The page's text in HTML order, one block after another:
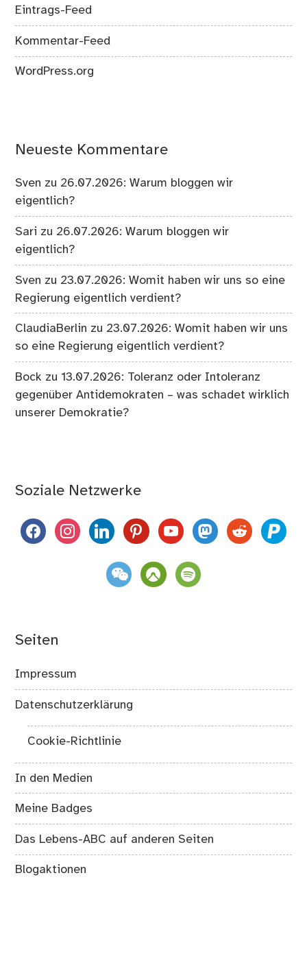
Eintrags-Feed
Kommentar-Feed
WordPress.org
Neueste Kommentare
Sven zu 26.07.2026: Warum bloggen wir
eigentlich?
Sari zu 26.07.2026: Warum bloggen wir
eigentlich?
Sven zu 23.07.2026: Womit haben wir uns so eine
Regierung eigentlich verdient?
ClaudiaBerlin zu 23.07.2026: Womit haben wir uns
so eine Regierung eigentlich verdient?
Bock zu13.07.2026: Toleranz oder Intoleranz
gegenüber Antidemokraten – was schadet wirklich
unserer Demokratie?
Soziale Netzwerke
facebookinstagramlinkedinpinterestyoutubemastodon
reddit paypal
weixin komootspotify
Seiten
Impressum
Datenschutzerklärung
Cookie-Richtlinie
In den Medien
Meine Badges
Das Lebens-ABC auf anderen Seiten
Blogaktionen